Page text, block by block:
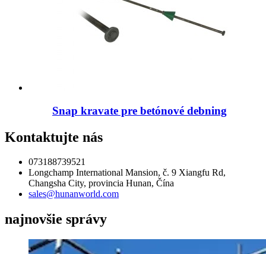
Snap kravate pre betónové debning
Kontaktujte nás
073188739521
Longchamp International Mansion, č. 9 Xiangfu Rd,
Changsha City, provincia Hunan, Čína
sales@hunanworld.com
najnovšie správy